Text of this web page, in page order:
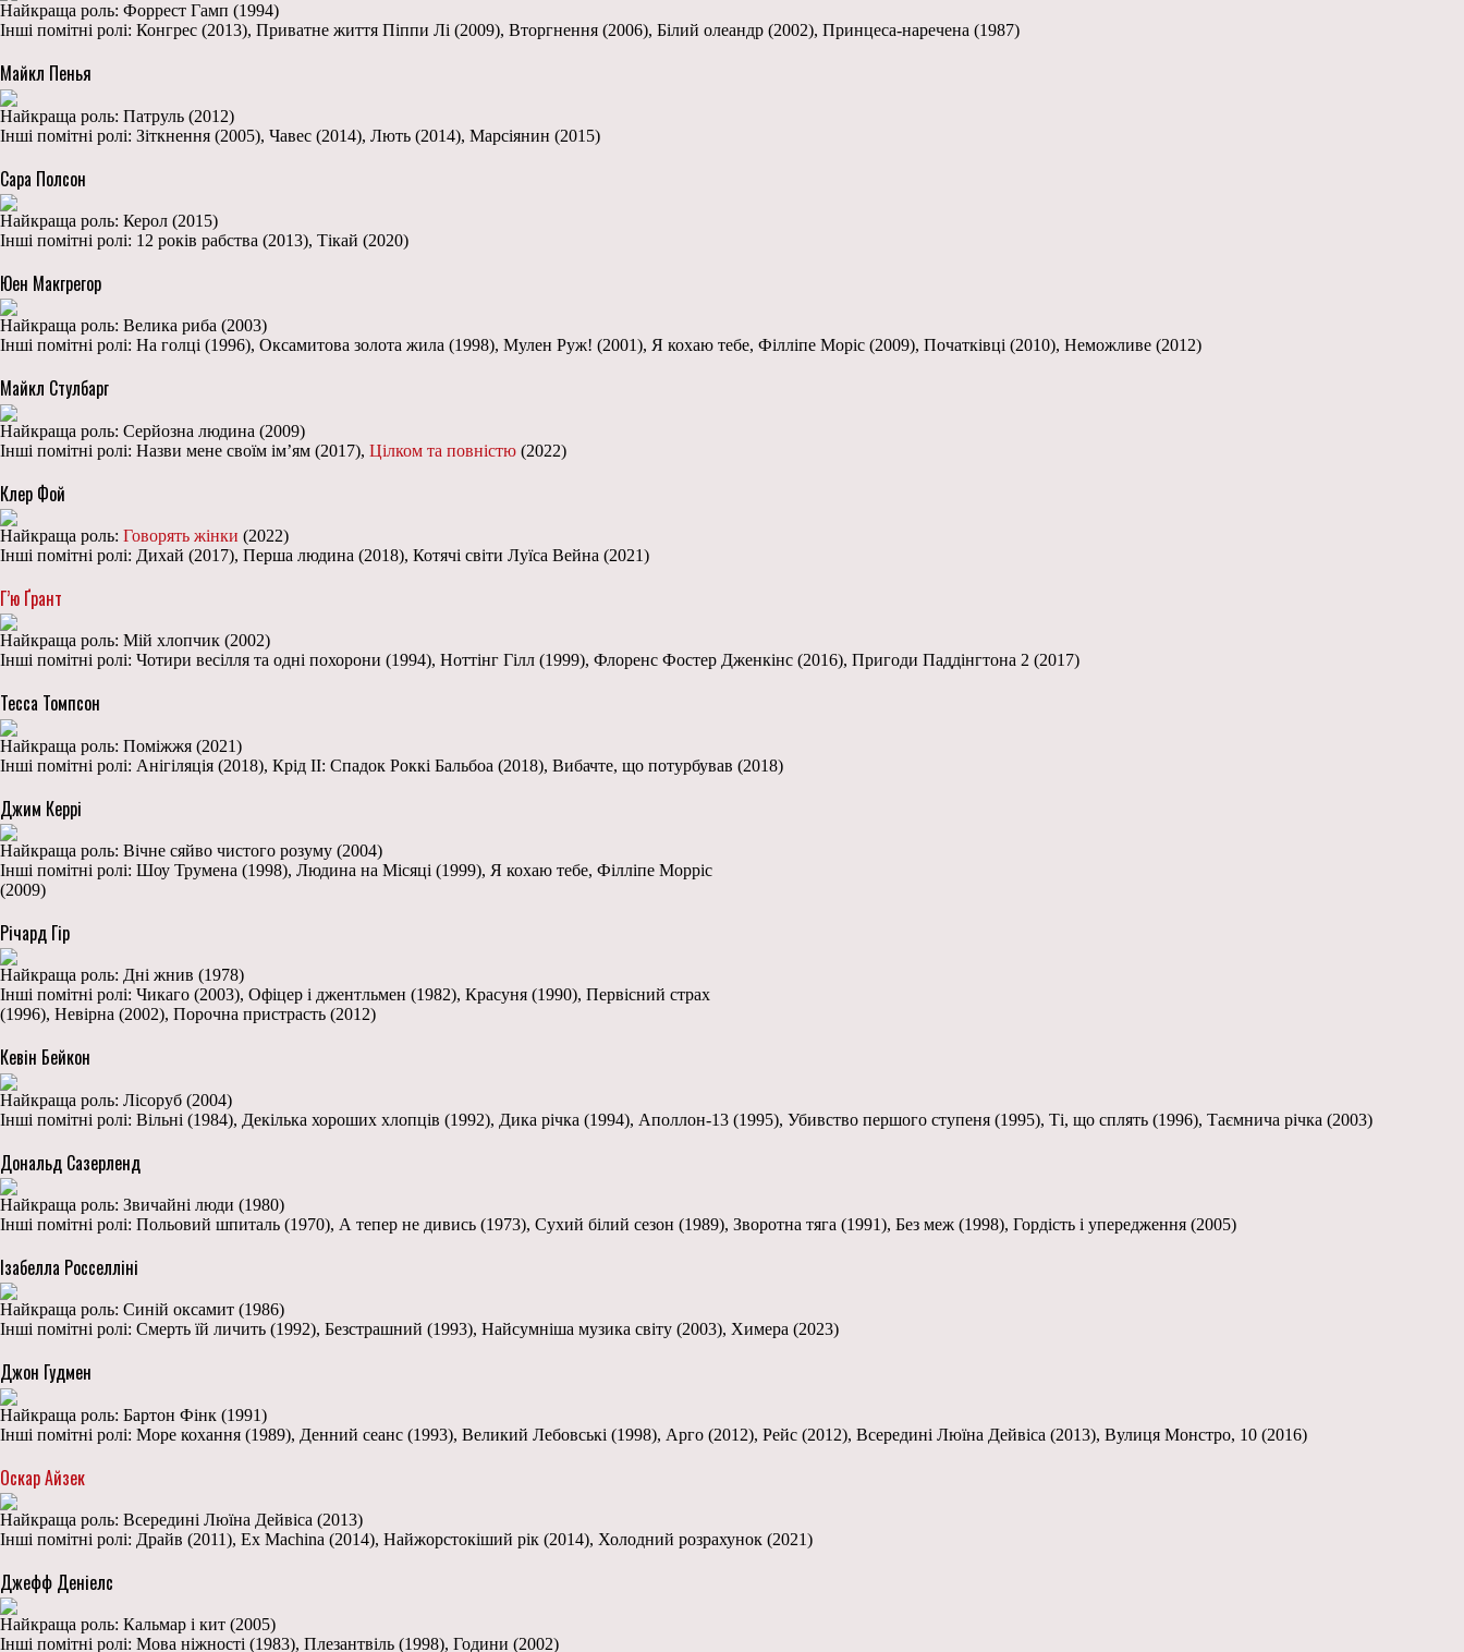
Найкраща роль: Форрест Гамп (1994)
Інші помітні ролі: Конгрес (2013), Приватне життя Піппи Лі (2009), Вторгнення (2006), Білий олеандр (2002), Принцеса-наречена (1987)
Майкл Пенья
Найкраща роль: Патруль (2012)
Інші помітні ролі: Зіткнення (2005), Чавес (2014), Лють (2014), Марсіянин (2015)
Сара Полсон
Найкраща роль: Керол (2015)
Інші помітні ролі: 12 років рабства (2013), Тікай (2020)
Юен Макгрегор
Найкраща роль: Велика риба (2003)
Інші помітні ролі: На голці (1996), Оксамитова золота жила (1998), Мулен Руж! (2001), Я кохаю тебе, Філліпе Моріс (2009), Початківці (2010), Неможливе (2012)
Майкл Стулбарг
Найкраща роль: Серйозна людина (2009)
Інші помітні ролі: Назви мене своїм ім’ям (2017), Цілком та повністю (2022)
Клер Фой
Найкраща роль: Говорять жінки (2022)
Інші помітні ролі: Дихай (2017), Перша людина (2018), Котячі світи Луїса Вейна (2021)
Г’ю Ґрант
Найкраща роль: Мій хлопчик (2002)
Інші помітні ролі: Чотири весілля та одні похорони (1994), Ноттінг Гілл (1999), Флоренс Фостер Дженкінс (2016), Пригоди Паддінгтона 2 (2017)
Тесса Томпсон
Найкраща роль: Поміжжя (2021)
Інші помітні ролі: Анігіляція (2018), Крід ІІ: Спадок Роккі Бальбоа (2018), Вибачте, що потурбував (2018)
Джим Керрі
Найкраща роль: Вічне сяйво чистого розуму (2004)
Інші помітні ролі: Шоу Трумена (1998), Людина на Місяці (1999), Я кохаю тебе, Філліпе Морріс
(2009)
Річард Гір
Найкраща роль: Дні жнив (1978)
Інші помітні ролі: Чикаго (2003), Офіцер і джентльмен (1982), Красуня (1990), Первісний страх
(1996), Невірна (2002), Порочна пристрасть (2012)
Кевін Бейкон
Найкраща роль: Лісоруб (2004)
Інші помітні ролі: Вільні (1984), Декілька хороших хлопців (1992), Дика річка (1994), Аполлон-13 (1995), Убивство першого ступеня (1995), Ті, що сплять (1996), Таємнича річка (2003)
Дональд Сазерленд
Найкраща роль: Звичайні люди (1980)
Інші помітні ролі: Польовий шпиталь (1970), А тепер не дивись (1973), Сухий білий сезон (1989), Зворотна тяга (1991), Без меж (1998), Гордість і упередження (2005)
Ізабелла Росселліні
Найкраща роль: Синій оксамит (1986)
Інші помітні ролі: Смерть їй личить (1992), Безстрашний (1993), Найсумніша музика світу (2003), Химера (2023)
Джон Гудмен
Найкраща роль: Бартон Фінк (1991)
Інші помітні ролі: Море кохання (1989), Денний сеанс (1993), Великий Лебовські (1998), Арго (2012), Рейс (2012), Всередині Люїна Дейвіса (2013), Вулиця Монстро, 10 (2016)
Оскар Айзек
Найкраща роль: Всередині Люїна Дейвіса (2013)
Інші помітні ролі: Драйв (2011), Ex Machina (2014), Найжорстокіший рік (2014), Холодний розрахунок (2021)
Джефф Деніелс
Найкраща роль: Кальмар і кит (2005)
Інші помітні ролі: Мова ніжності (1983), Плезантвіль (1998), Години (2002)